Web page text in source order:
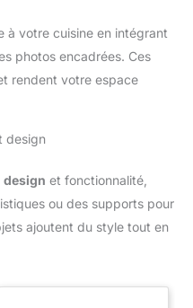
à votre cuisine en intégrant
photos encadrées. Ces
rendent votre espace
design
design et fonctionnalité,
ou des supports pour
ajoutent du style tout en